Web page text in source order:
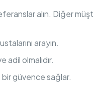
alın. Diğer
arayın.
adil olmalıdır.
bir güvence sağlar.